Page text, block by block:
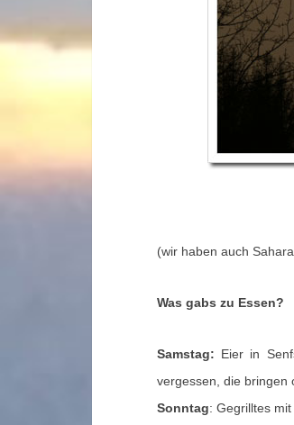
(wir haben auch
Was gabs zu Essen?
Samstag: Eier in
vergessen, die bringen
Sonntag: Gegrilltes